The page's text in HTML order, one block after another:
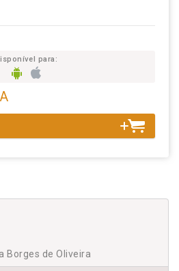
para:
Borges de Oliveira